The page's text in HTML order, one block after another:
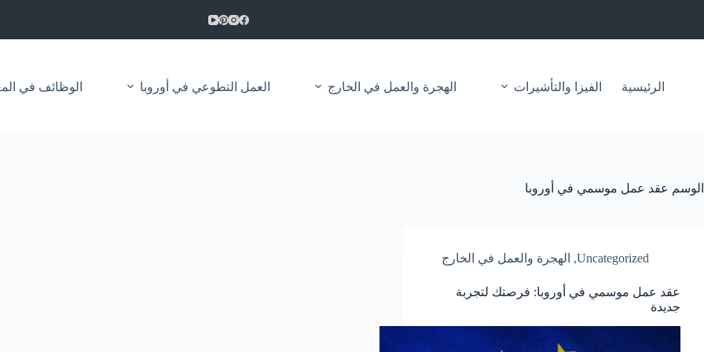
المحتوى
الرئيسية الفيزا والتأشيرات الهجرة والعمل في الخارج العمل التطوعي في أوروبا الوظائف في المغرب 2026 | مباريات التوظيف
الوسم عقد عمل موسمي في أوروبا
Uncategorized
, الهجرة والعمل في الخارج
عقد عمل موسمي في أوروبا: فرصتك لتجربة
جديدة